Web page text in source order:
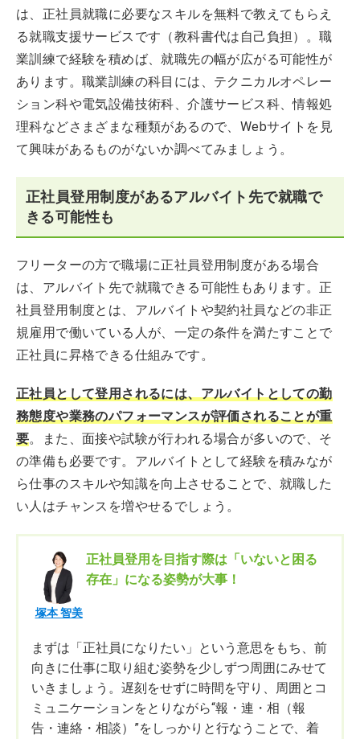
は、正社員就職に必要なスキルを無料で教えてもらえ
る就職支援サービスです（教科書代は自己負担）。職
業訓練で経験を積めば、就職先の幅が広がる可能性が
あります。職業訓練の科目には、テクニカルオペレー
ション科や電気設備技術科、介護サービス科、情報処
理科などさまざまな種類があるので、Webサイトを見
て興味があるものがないか調べてみましょう。
正社員登用制度があるアルバイト先で就職で
きる可能性も
フリーターの方で職場に正社員登用制度がある場合
は、アルバイト先で就職できる可能性もあります。正
社員登用制度とは、アルバイトや契約社員などの非正
規雇用で働いている人が、一定の条件を満たすことで
正社員に昇格できる仕組みです。
正社員として登用されるには、アルバイトとしての勤
務態度や業務のパフォーマンスが評価されることが重
要。また、面接や試験が行われる場合が多いので、そ
の準備も必要です。アルバイトとして経験を積みなが
ら仕事のスキルや知識を向上させることで、就職した
い人はチャンスを増やせるでしょう。
塚本 智美
正社員登用を目指す際は「いないと困る
存在」になる姿勢が大事！
まずは「正社員になりたい」という意思をもち、前
向きに仕事に取り組む姿勢を少しずつ周囲にみせて
いきましょう。遅刻をせずに時間を守り、周囲とコ
ミュニケーションをとりながら“報・連・相（報
告・連絡・相談）”をしっかりと行なうことで、着